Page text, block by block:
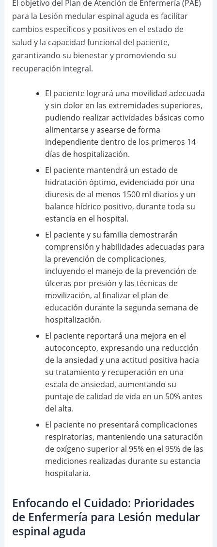
El objetivo del Plan de Atención de Enfermería (PAE)
para la Lesión medular espinal aguda es facilitar
cambios específicos y positivos en el estado de
salud y la capacidad funcional del paciente,
garantizando su bienestar y promoviendo su
recuperación integral.
El paciente logrará una movilidad adecuada
y sin dolor en las extremidades superiores,
pudiendo realizar actividades básicas como
alimentarse y asearse de forma
independiente dentro de los primeros 14
días de hospitalización.
El paciente mantendrá un estado de
hidratación óptimo, evidenciado por una
diuresis de al menos 1500 ml diarios y un
balance hídrico positivo, durante toda su
estancia en el hospital.
El paciente y su familia demostrarán
comprensión y habilidades adecuadas para
la prevención de complicaciones,
incluyendo el manejo de la prevención de
úlceras por presión y las técnicas de
movilización, al finalizar el plan de
educación durante la segunda semana de
hospitalización.
El paciente reportará una mejora en el
autoconcepto, expresando una reducción
de la ansiedad y una actitud positiva hacia
su tratamiento y recuperación en una
escala de ansiedad, aumentando su
puntaje de calidad de vida en un 50% antes
del alta.
El paciente no presentará complicaciones
respiratorias, manteniendo una saturación
de oxígeno superior al 95% en el 95% de las
mediciones realizadas durante su estancia
hospitalaria.
Enfocando el Cuidado: Prioridades
de Enfermería para Lesión medular
espinal aguda